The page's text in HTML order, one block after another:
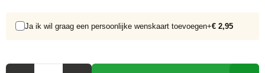
Ja ik wil graag een persoonlijke wenskaart toevoegen+€ 2,95